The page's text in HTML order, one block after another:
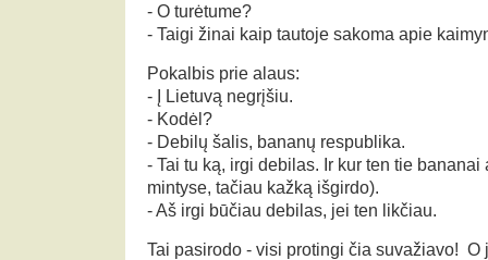
- O turėtume?
- Taigi žinai kaip tautoje sakoma apie
Pokalbis prie alaus:
- Į Lietuvą negrįšiu.
- Kodėl?
- Debilų šalis, bananų respublika.
- Tai tu ką, irgi debilas. Ir kur ten tie
mintyse, tačiau kažką išgirdo).
- Aš irgi būčiau debilas, jei ten likčiau.
Tai pasirodo - visi protingi čia suvažiavo! O